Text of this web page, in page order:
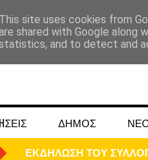
ΔΗΜΟΣ
ΕΚΔΗΛΩΣΗ ΤΟΥ
This site uses cookies from
shared with Google along
and to detect and